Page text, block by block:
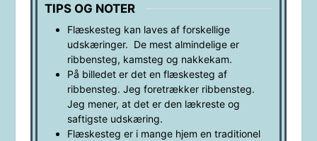
TIPS OG NOTER
Flæskesteg kan laves af forskellige
udskæringer. De mest almindelige er
ribbensteg, kamsteg og nakkekam.
På billedet er det en flæskesteg af
ribbensteg. Jeg foretrækker ribbensteg.
Jeg mener, at det er den lækreste og
saftigste udskæring.
Flæskesteg er i mange hjem en traditionel